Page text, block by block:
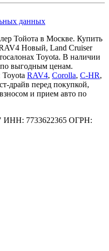
данных
Тойота в Москве. Купить
Новый, Land Cruiser
Toyota. В наличии
выгодным ценам.
Toyota RAV4, Corolla, C-HR,
драйв перед покупкой,
и прием авто по
7733622365 ОГРН: